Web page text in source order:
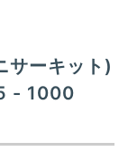
ーキット)
- 1000